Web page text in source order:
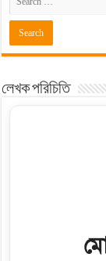
লেখক পরিচিতি